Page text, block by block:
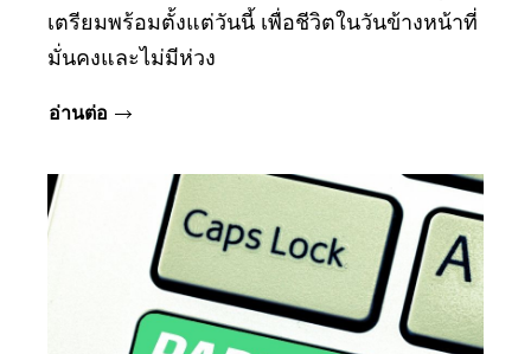
เตรียมพร้อมตั้งแต่วันนี้ เพื่อชีวิตในวันข้างหน้าที่
มั่นคงและไม่มีห่วง
อ่านต่อ